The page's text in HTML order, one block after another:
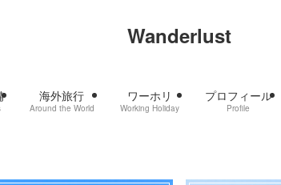
Wanderlust
海外旅行
Around the World
ワーホリ
Working Holiday
プロフィール
Profile